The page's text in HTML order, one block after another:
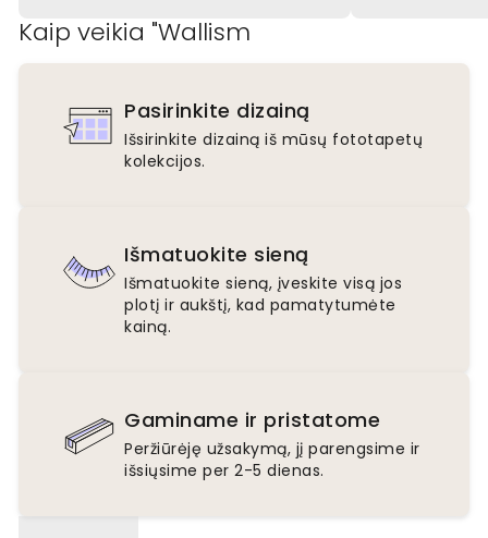
Kaip veikia "Wallism
Pasirinkite dizainą
Išsirinkite dizainą iš mūsų fototapetų
kolekcijos.
Išmatuokite sieną
Išmatuokite sieną, įveskite visą jos
plotį ir aukštį, kad pamatytumėte
kainą.
Gaminame ir pristatome
Peržiūrėję užsakymą, jį parengsime ir
išsiųsime per 2-5 dienas.